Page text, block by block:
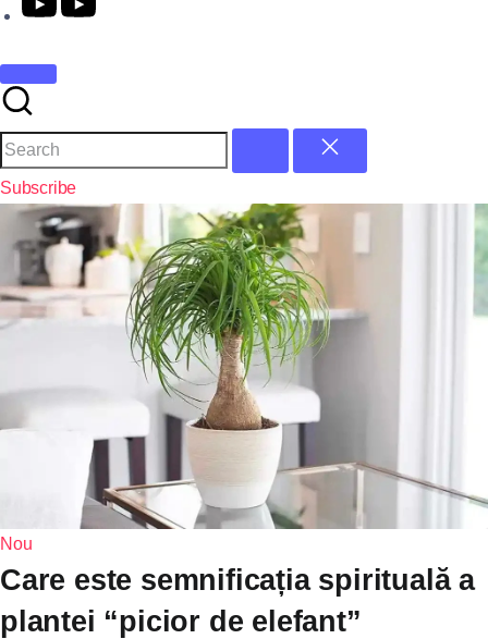
Subscribe
Nou
Care este semnificația spirituală a
plantei “picior de elefant”